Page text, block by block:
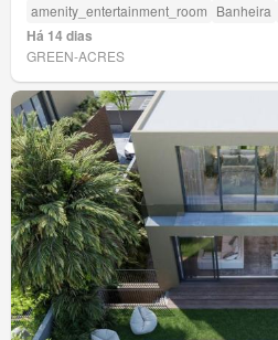
amenity_entertainment_room Banheira
Há 14 dias
GREEN-ACRES